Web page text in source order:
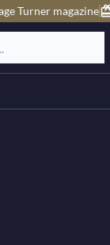
Turner magazine